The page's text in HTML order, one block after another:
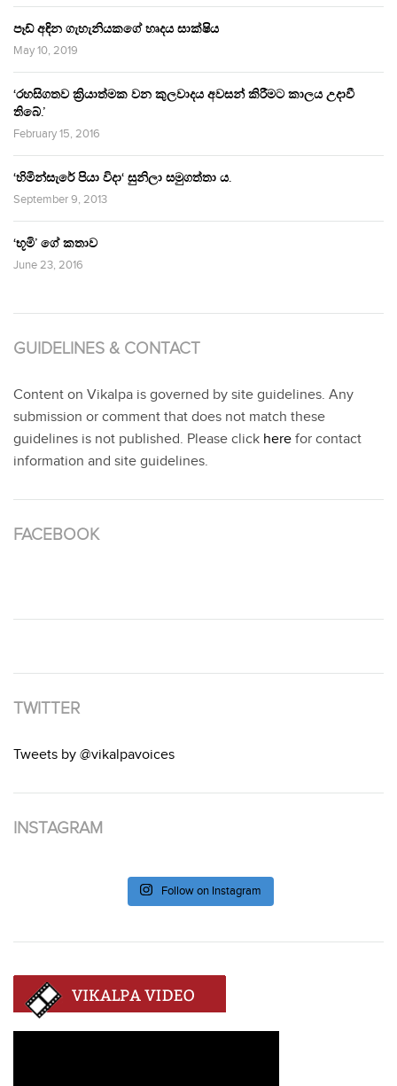
පෑඩ් අඳින ගැහැනියකගේ හෘදය සාක්ෂිය
May 10, 2019
‘රහසිගතව ක්‍රියාත්මක වන කුලවාදය අවසන් කිරීමට කාලය උදාවී
තිබේ.’
February 15, 2016
‘හිමින්සැරේ පියා විදා‘ සුනිලා සමුගත්තා ය.
September 9, 2013
‘භූමි’ ගේ කතාව
June 23, 2016
GUIDELINES & CONTACT
Content on Vikalpa is governed by site guidelines. Any
submission or comment that does not match these
guidelines is not published. Please click here for contact
information and site guidelines.
FACEBOOK
TWITTER
Tweets by @vikalpavoices
INSTAGRAM
Follow on Instagram